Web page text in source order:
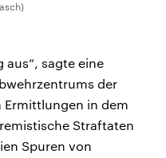
aus“, sagte eine
der
Ermittlungen in dem
Straftaten
Spuren von